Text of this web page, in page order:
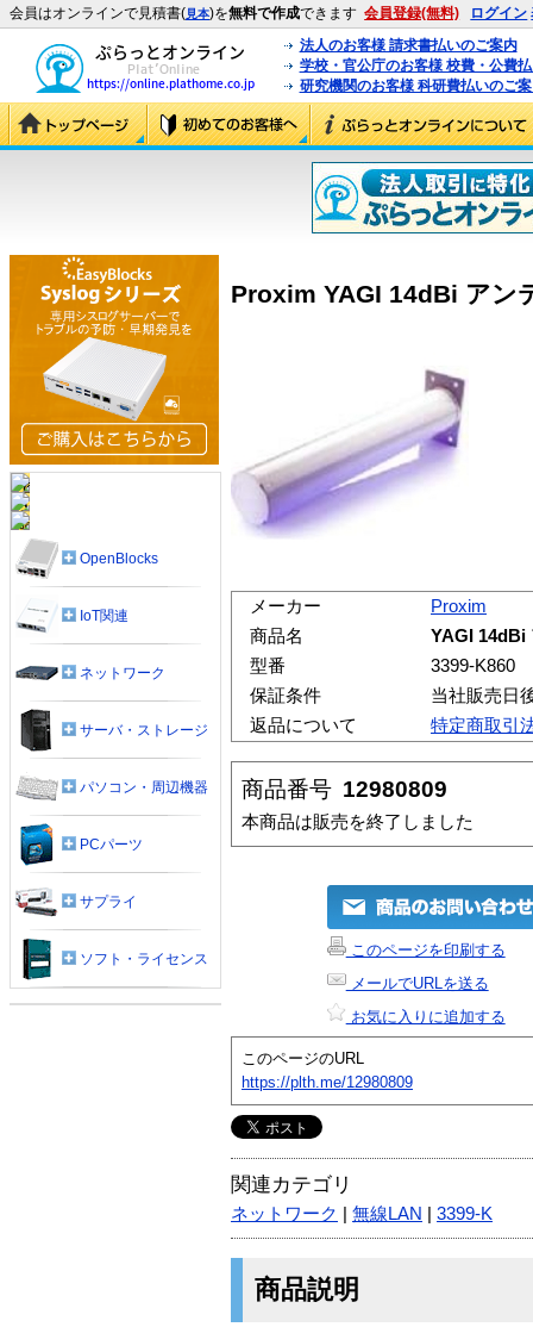
会員はオンラインで見積書(見本)を無料で作成できます 会員登録(無料) ログイン
法人のお客様 請求書払いのご案内
学校・官公庁のお客様 校費・公費
研究機関のお客様 科研費払いのご
Proxim YAGI 14dBi アン
メーカー
Proxim
商品名
YAGI 14dBi
型番
3399-K860
保証条件
当社販売日
返品について
特定商取引
商品番号 12980809
本商品は販売を終了しました
このページを印刷する
メールでURLを送る
お気に入りに追加する
このページのURL
https://plth.me/12980809
関連カテゴリ
ネットワーク 無線LAN 3399-K
商品説明
OpenBlocks
IoT関連
ネットワーク
サーバ・ストレージ
パソコン・周辺機器
PCパーツ
サプライ
ソフト・ライセンス